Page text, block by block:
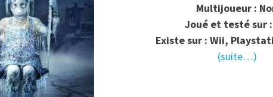
Multijoueur :
Joué et testé sur
Existe sur : Wii,
(suite…)